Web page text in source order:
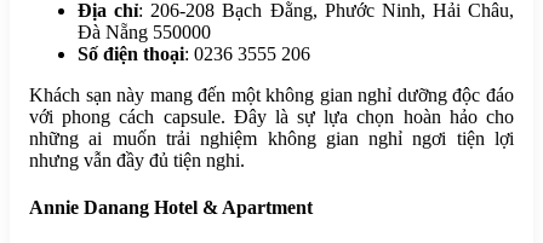
Địa chỉ: 206-208 Bạch Đằng, Phước Ninh, Hải Châu,
Đà Nẵng 550000
Số điện thoại: 0236 3555 206
Khách sạn này mang đến một không gian nghỉ dưỡng độc đáo
với phong cách capsule. Đây là sự lựa chọn hoàn hảo cho
những ai muốn trải nghiệm không gian nghỉ ngơi tiện lợi
nhưng vẫn đầy đủ tiện nghi.
Annie Danang Hotel & Apartment